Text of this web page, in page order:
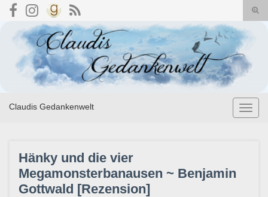
Search for:
Claudis Gedankenwelt
Hänky und die vier
Megamonsterbanausen ~ Benjamin
Gottwald [Rezension]